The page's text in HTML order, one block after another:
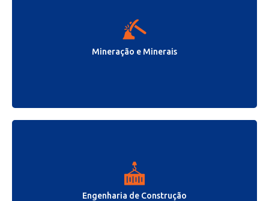
Mineração e Minerais
Engenharia de Construção